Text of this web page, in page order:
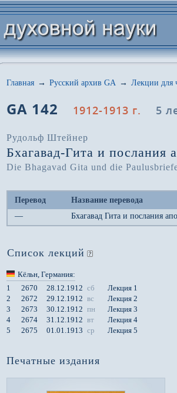
Главная → Русский архив GA → Лекции для
GA 142 1912-1913 г. 5
Рудольф Штейнер
Бхагавад-Гита и послания
Die Bhagavad Gita und die
Перевод Название перевода
—
Бхагавад Гита и послания
Список лекций
Кёльн , Германия:
1
2670 28.12.1912 сб
Лекция 1
2
2672 29.12.1912 вс
Лекция 2
3
2673 30.12.1912 пн
Лекция 3
4
2674 31.12.1912 вт
Лекция 4
5
2675 01.01.1913 ср Лекция 5
Печатные издания